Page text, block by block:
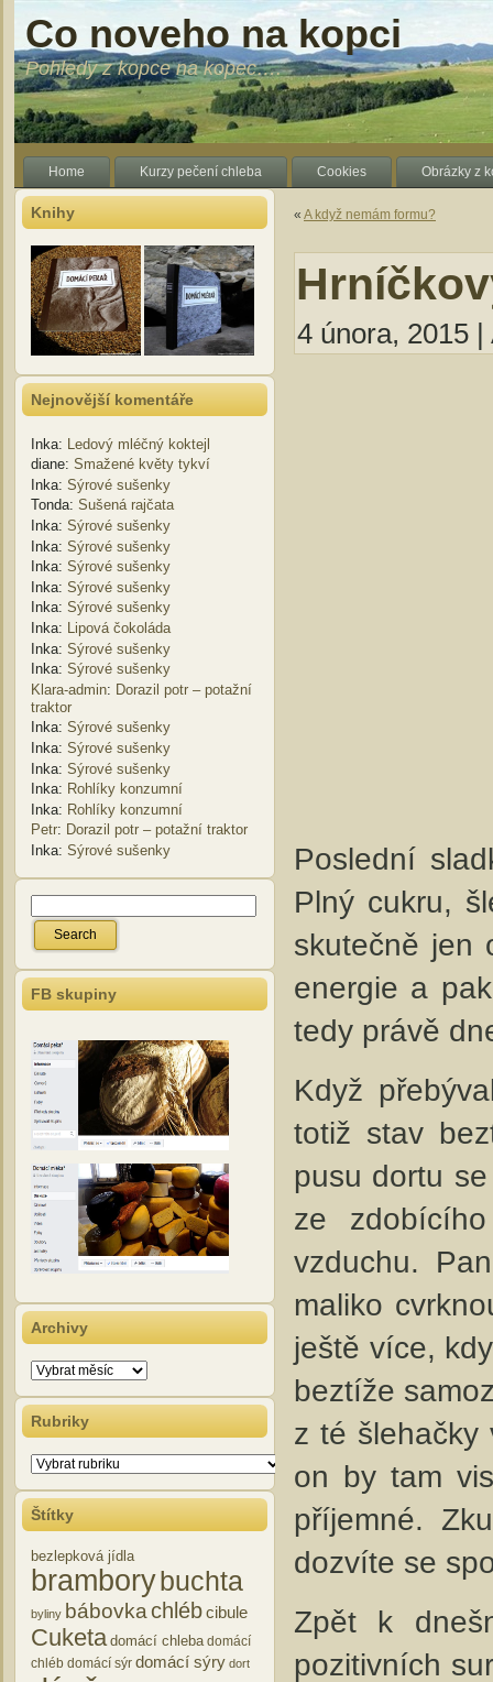
Co noveho na kopci
Pohledy z kopce na kopec….
Home Kurzy pečení chleba Cookies Obrázky z
Knihy
Nejnovější komentáře
Inka: Ledový mléčný koktejl
diane: Smažené květy tykví
Inka: Sýrové sušenky
Tonda: Sušená rajčata
Inka: Sýrové sušenky
Inka: Sýrové sušenky
Inka: Sýrové sušenky
Inka: Sýrové sušenky
Inka: Sýrové sušenky
Inka:
Lipová čokoláda
Inka: Sýrové sušenky
Inka: Sýrové sušenky
Klara-admin: Dorazil potr – potažní
traktor
Inka: Sýrové sušenky
Inka: Sýrové sušenky
Inka: Sýrové sušenky
Inka: Rohlíky konzumní
Inka: Rohlíky konzumní
Petr: Dorazil potr – potažní traktor
Inka: Sýrové sušenky
FB skupiny
Archivy
Archivy
Rubriky
Rubriky
Štítky
bezlepková jídla
brambory buchta
byliny bábovkachlébcibule
Cuketa domácí chleba domácí
chléb domácí sýr domácí sýry dort
« A když nemám formu?
4 února, 2015
Poslední
Plný cukru,
skutečně jen
energie a
tedy právě
Když
totiž stav
pusu dortu
ze
vzduchu.
maliko
ještě více,
beztíže
z té šlehačky
on by tam
příjemné.
dozvíte se
Zpět k
pozitivních